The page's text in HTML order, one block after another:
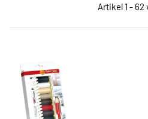
Artikel 1 - 62